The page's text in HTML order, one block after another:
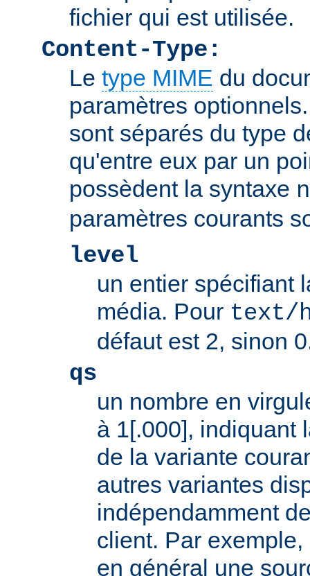
fichier qui est utilisée.
Content-Type:
Le type MIME du
paramètres
sont séparés du type
qu'entre eux par un
possèdent la syntaxe
paramètres courants
level
un entier spécifiant
média. Pour text/
défaut est 2, sinon
qs
un nombre en
à 1[.000], indiquant
de la variante
autres variantes
indépendamment
client. Par
en général une